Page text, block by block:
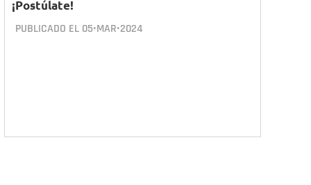
¡Postúlate!
PUBLICADO EL 05•MAR•2024